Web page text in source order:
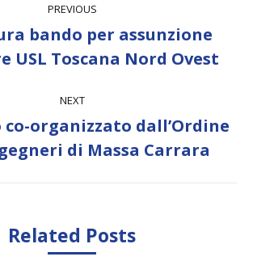
PREVIOUS
Previous
post:
bando per assunzione
USL Toscana Nord Ovest
NEXT
Next
post:
organizzato dall’Ordine
di Massa Carrara
Related Posts